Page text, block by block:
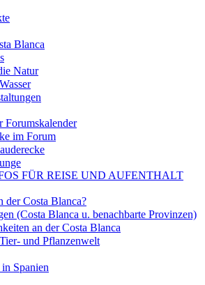
Blanca
Natur
im Forum
FÜR REISE UND AUFENTHALT
Costa Blanca?
(Costa Blanca u. benachbarte Provinzen)
an der Costa Blanca
und Pflanzenwelt
Spanien